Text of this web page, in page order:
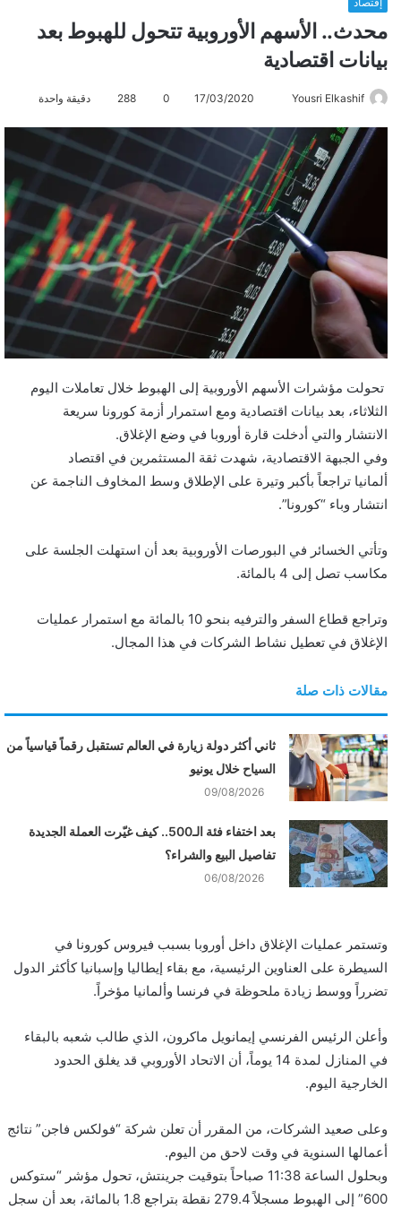
محدث.. الأسهم الأوروبية تتحول للهبوط بعد
بيانات اقتصادية
Yousri Elkashif
س
ل
ب
ر
ي
د
ت
ر
ي
ا
17/03/2020
0
288 دقيقة واحدة
تحولت مؤشرات الأسهم الأوروبية إلى الهبوط خلال تعاملات اليوم
الثلاثاء، بعد بيانات اقتصادية ومع استمرار أزمة كورونا سريعة
الانتشار والتي أدخلت قارة أوروبا في وضع الإغلاق.
وفي الجبهة الاقتصادية، شهدت ثقة المستثمرين في اقتصاد
ألمانيا تراجعاً بأكبر وتيرة على الإطلاق وسط المخاوف الناجمة عن
انتشار وباء “كورونا”.
وتأتي الخسائر في البورصات الأوروبية بعد أن استهلت الجلسة على
مكاسب تصل إلى 4 بالمائة.
وتراجع قطاع السفر والترفيه بنحو 10 بالمائة مع استمرار عمليات
الإغلاق في تعطيل نشاط الشركات في هذا المجال.
مقالات ذات صلة
ثاني أكثر دولة زيارة في العالم تستقبل رقماً قياسياً من
السياح خلال يونيو
09/08/2026
بعد اختفاء فئة الـ500.. كيف غيّرت العملة الجديدة
تفاصيل البيع والشراء؟
06/08/2026
وتستمر عمليات الإغلاق داخل أوروبا بسبب فيروس كورونا في
السيطرة على العناوين الرئيسية، مع بقاء إيطاليا وإسبانيا كأكثر الدول
تضرراً ووسط زيادة ملحوظة في فرنسا وألمانيا مؤخراً.
وأعلن الرئيس الفرنسي إيمانويل ماكرون، الذي طالب شعبه بالبقاء
في المنازل لمدة 14 يوماً، أن الاتحاد الأوروبي قد يغلق الحدود
الخارجية اليوم.
وعلى صعيد الشركات، من المقرر أن تعلن شركة “فولكس فاجن” نتائج
أعمالها السنوية في وقت لاحق من اليوم.
وبحلول الساعة 11:38 صباحاً بتوقيت جرينتش، تحول مؤشر “ستوكس
600” إلى الهبوط مسجلاً 279.4 نقطة بتراجع 1.8 بالمائة، بعد أن سجل